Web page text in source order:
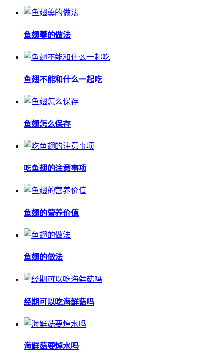
鱼翅羹的做法
鱼翅不能和什么一起吃
鱼翅怎么保存
吃鱼翅的注意事项
鱼翅的营养价值
鱼翅的做法
经期可以吃海鲜菇吗
海鲜菇要焯水吗